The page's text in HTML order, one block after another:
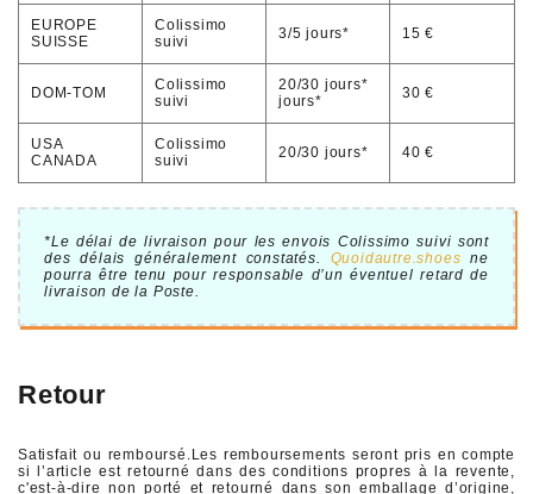
EUROPE
SUISSE
Colissimo
suivi
3/5 jours* 15 €
DOM-TOM
Colissimo
suivi
20/30 jours*
jours*
30 €
USA
CANADA
Colissimo
suivi
20/30 jours* 40 €
*Le délai de livraison pour les envois Colissimo suivi sont
des délais généralement constatés. Quoidautre.shoes ne
pourra être tenu pour responsable d’un éventuel retard de
livraison de la Poste.
Retour
Satisfait ou remboursé.Les remboursements seront pris en compte
si l’article est retourné dans des conditions propres à la revente,
c'est-à-dire non porté et retourné dans son emballage d’origine,